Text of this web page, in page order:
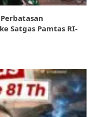
Satgas Pamtas RI-